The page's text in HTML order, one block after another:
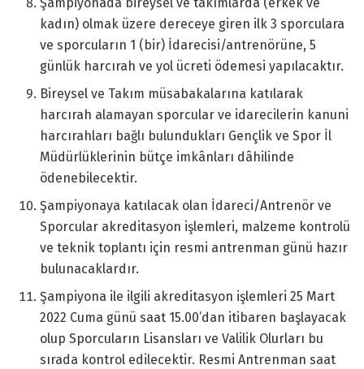
Şampiyonada bireysel ve takımlarda (erkek ve
kadın) olmak üzere dereceye giren ilk 3 sporculara
ve sporcuların 1 (bir) İdarecisi/antrenörüne, 5
günlük harcırah ve yol ücreti ödemesi yapılacaktır.
Bireysel ve Takım müsabakalarına katılarak
harcırah alamayan sporcular ve idarecilerin kanuni
harcırahları bağlı bulundukları Gençlik ve Spor İl
Müdürlüklerinin bütçe imkânları dâhilinde
ödenebilecektir.
Şampiyonaya katılacak olan İdareci/Antrenör ve
Sporcular akreditasyon işlemleri, malzeme kontrolü
ve teknik toplantı için resmi antrenman günü hazır
bulunacaklardır.
Şampiyona ile ilgili akreditasyon işlemleri 25 Mart
2022 Cuma günü saat 15.00’dan itibaren başlayacak
olup Sporcuların Lisansları ve Valilik Olurları bu
sırada kontrol edilecektir. Resmi Antrenman saat